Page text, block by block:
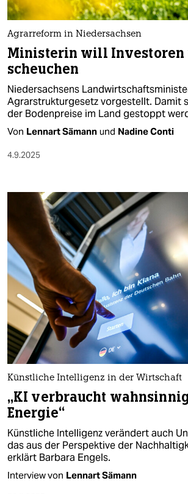
Agrarreform in Niedersachsen
Ministerin will Investoren
scheuchen
Niedersachsens
Agrarstrukturgesetz vorgestellt. Damit
der Bodenpreise im Land gestoppt
Von Lennart Sämann und Nadine Conti
4.9.2025
Künstliche Intelligenz in der Wirtschaft
„KI verbraucht
Energie“
Künstliche Intelligenz verändert auch
das aus der Perspektive der
erklärt Barbara Engels.
Interview von Lennart Sämann